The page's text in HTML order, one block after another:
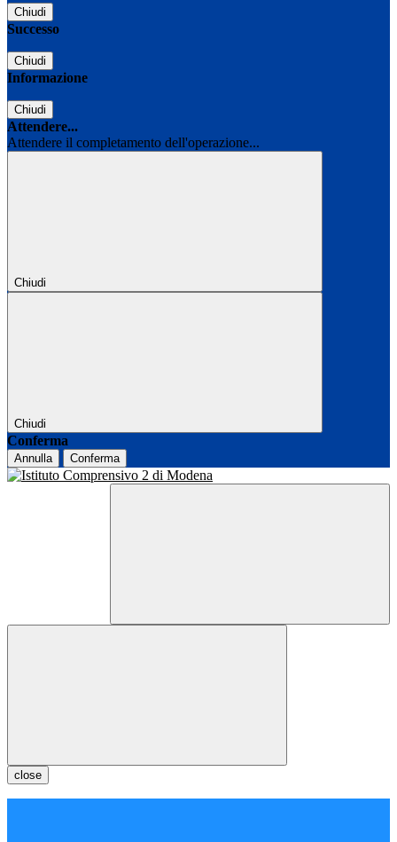
Chiudi
Successo
Chiudi
Informazione
Chiudi
Attendere...
Attendere il completamento dell'operazione...
Chiudi
Chiudi
Conferma
Annulla Conferma
close